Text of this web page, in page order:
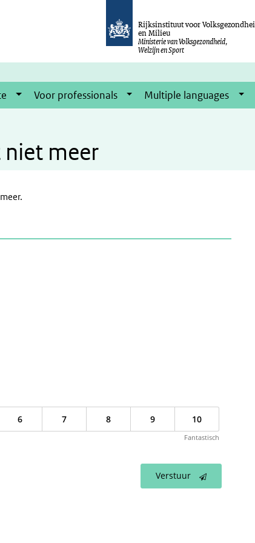
Rijksinstituut voor
en Milieu
Ministerie van Volksgezondheid,
Welzijn en Sport
Voor professionals Multiple languages
meer
6 7 8 9 10
Fantastisch
Verstuur